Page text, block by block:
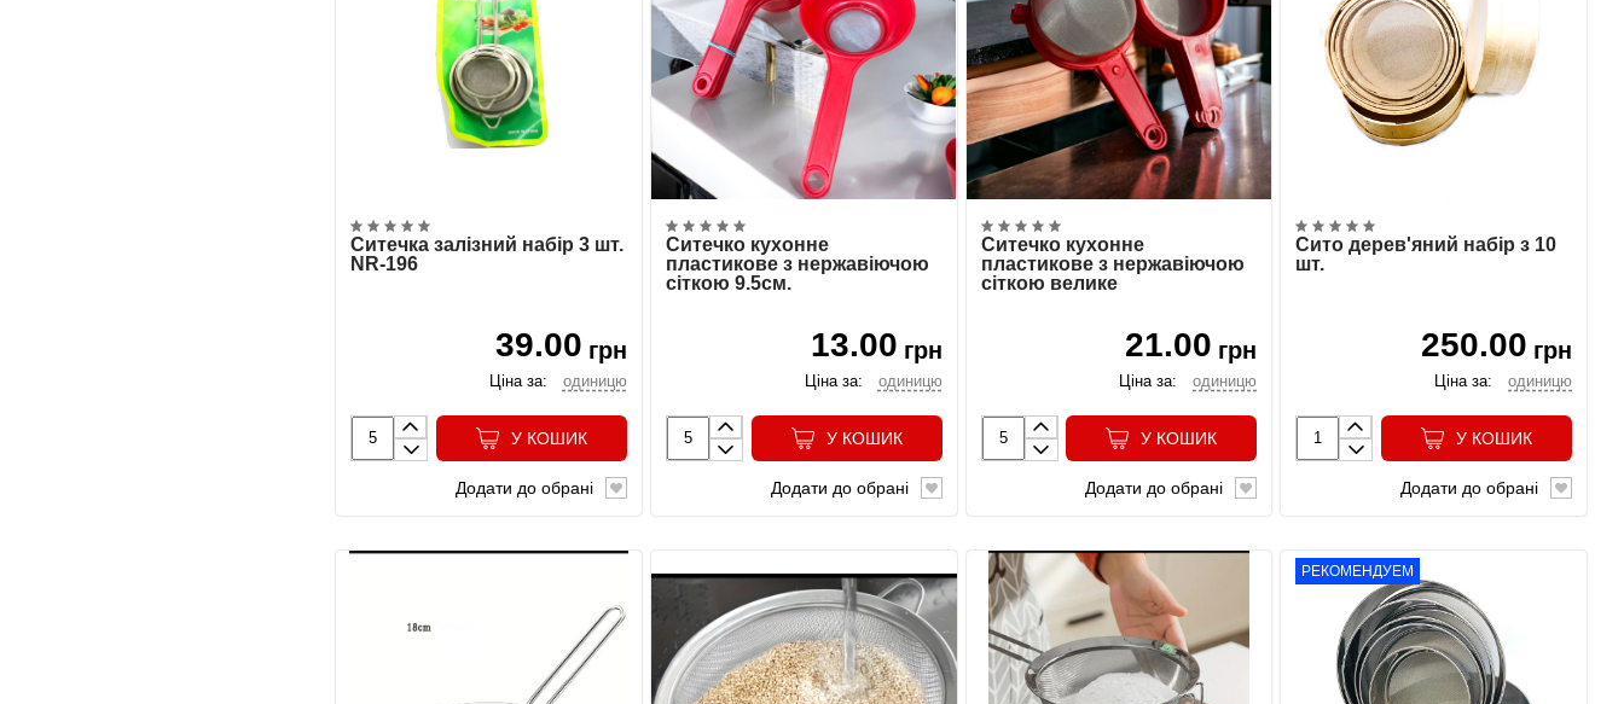
Ситечка залізний набір 3 шт.
NR-196
39.00 грн
Ціна за: одиницю
У КОШИК
Додати до обрані
Ситечко кухонне
пластикове з нержавіючою
сіткою 9.5см.
13.00 грн
Ціна за: одиницю
У КОШИК
Додати до обрані
Ситечко кухонне
пластикове з нержавіючою
сіткою велике
21.00 грн
Ціна за: одиницю
У КОШИК
Додати до обрані
Сито дерев'яний набір з 10
шт.
250.00 грн
Ціна за: одиницю
У КОШИК
Додати до обрані
РЕКОМЕНДУЕМ